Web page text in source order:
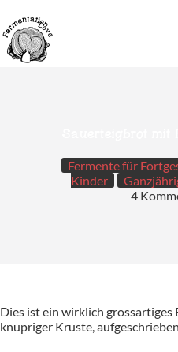
Inhalt
springen
Fermente für
Kinder
4
Dies ist ein wirklich
knupriger Kruste,